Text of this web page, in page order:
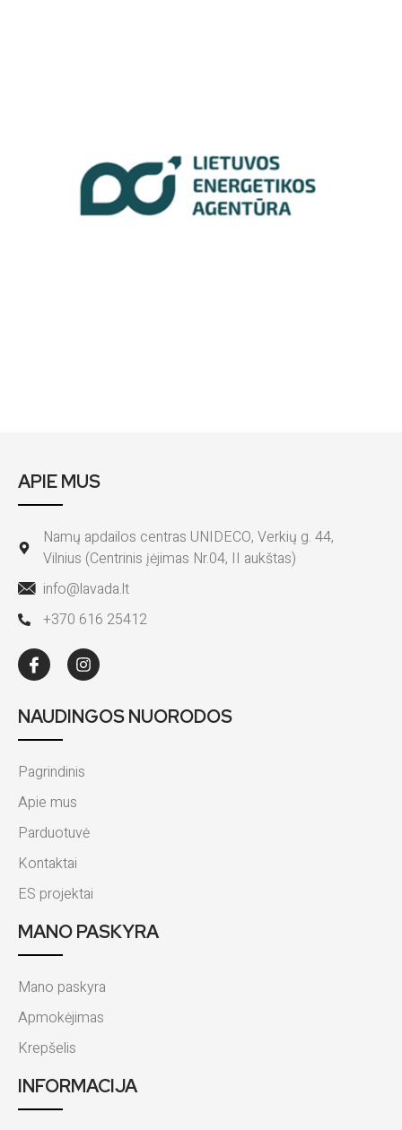
APIE MUS
Namų apdailos centras UNIDECO, Verkių g. 44,
Vilnius (Centrinis įėjimas Nr.04, II aukštas)
info@lavada.lt
+370 616 25412
NAUDINGOS NUORODOS
Pagrindinis
Apie mus
Parduotuvė
Kontaktai
ES projektai
MANO PASKYRA
Mano paskyra
Apmokėjimas
Krepšelis
INFORMACIJA